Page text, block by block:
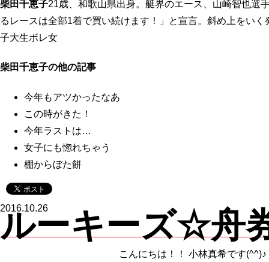
柴田千恵子21歳、和歌山県出身。艇界のエース、山崎智也選
るレースは全部1着で買い続けます！」と宣言。斜め上をい
子大生ボレ女
柴田千恵子の他の記事
今年もアツかったなあ
この時がきた！
今年ラストは…
女子にも惚れちゃう
棚からぼた餅
2016.10.26
ルーキーズ☆舟
こんにちは！！ 小林真希です